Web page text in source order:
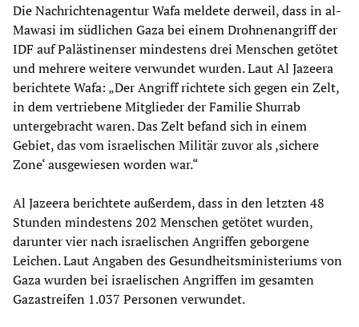
Die Nachrichtenagentur Wafa meldete derweil, dass in al-
Mawasi im südlichen Gaza bei einem Drohnenangriff der
IDF auf Palästinenser mindestens drei Menschen getötet
und mehrere weitere verwundet wurden. Laut Al Jazeera
berichtete Wafa: „Der Angriff richtete sich gegen ein Zelt,
in dem vertriebene Mitglieder der Familie Shurrab
untergebracht waren. Das Zelt befand sich in einem
Gebiet, das vom israelischen Militär zuvor als ,sichere
Zone‘ ausgewiesen worden war.“
Al Jazeera berichtete außerdem, dass in den letzten 48
Stunden mindestens 202 Menschen getötet wurden,
darunter vier nach israelischen Angriffen geborgene
Leichen. Laut Angaben des Gesundheitsministeriums von
Gaza wurden bei israelischen Angriffen im gesamten
Gazastreifen 1.037 Personen verwundet.